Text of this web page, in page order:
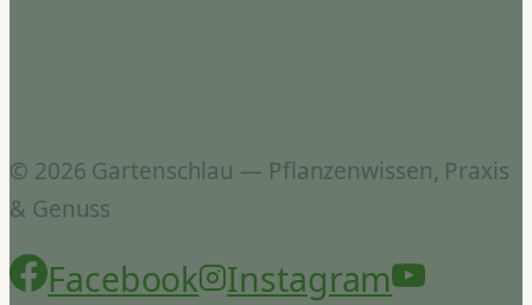
© 2026 Gartenschlau — Pflanzenwissen, Praxis
& Genuss
Facebook
Instagram